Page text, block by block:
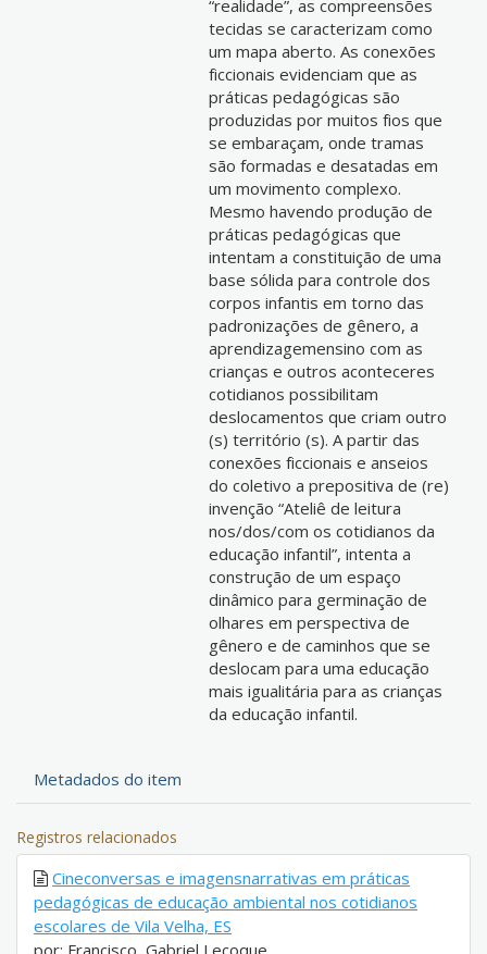
“realidade”, as compreensões
tecidas se caracterizam como
um mapa aberto. As conexões
ficcionais evidenciam que as
práticas pedagógicas são
produzidas por muitos fios que
se embaraçam, onde tramas
são formadas e desatadas em
um movimento complexo.
Mesmo havendo produção de
práticas pedagógicas que
intentam a constituição de uma
base sólida para controle dos
corpos infantis em torno das
padronizações de gênero, a
aprendizagemensino com as
crianças e outros aconteceres
cotidianos possibilitam
deslocamentos que criam outro
(s) território (s). A partir das
conexões ficcionais e anseios
do coletivo a prepositiva de (re)
invenção “Ateliê de leitura
nos/dos/com os cotidianos da
educação infantil”, intenta a
construção de um espaço
dinâmico para germinação de
olhares em perspectiva de
gênero e de caminhos que se
deslocam para uma educação
mais igualitária para as crianças
da educação infantil.
Metadados do item
Registros relacionados
Cineconversas e imagensnarrativas em práticas
pedagógicas de educação ambiental nos cotidianos
escolares de Vila Velha, ES